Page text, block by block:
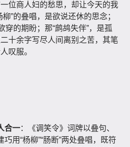
位商人妇的愁思，却让今天的我
”的叠唱，是欲说还休的思念；
穿的期盼；那“鹧鸪失伴”，是孤
十余字写尽人间离别之苦，其笔
叹服。
合一：《调笑令》词牌以叠句、
用“杨柳”“肠断”两处叠唱，既符